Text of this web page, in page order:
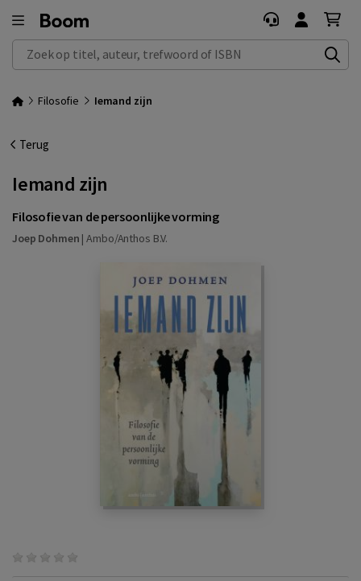
Zoek op titel, auteur, trefwoord of ISBN
Filosofie Iemand zijn
Terug
Iemand zijn
Filosofie van de persoonlijke vorming
Joep Dohmen |Ambo/Anthos B.V.